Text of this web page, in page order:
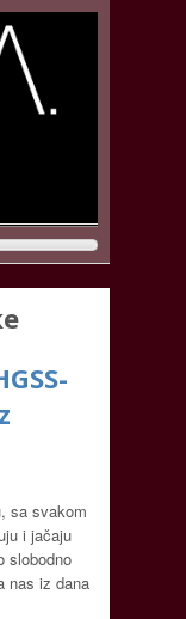
sa svakom
i jačaju
slobodno
nas iz dana